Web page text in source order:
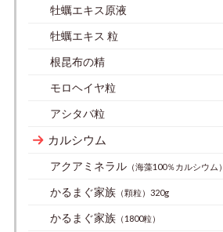
牡蠣エキス原液
牡蠣エキス 粒
根昆布の精
モロヘイヤ粒
アシタバ粒
カルシウム
アクアミネラル （海藻100％カルシウム）
かるまぐ家族 （顆粒）320g
かるまぐ家族 （1800粒）